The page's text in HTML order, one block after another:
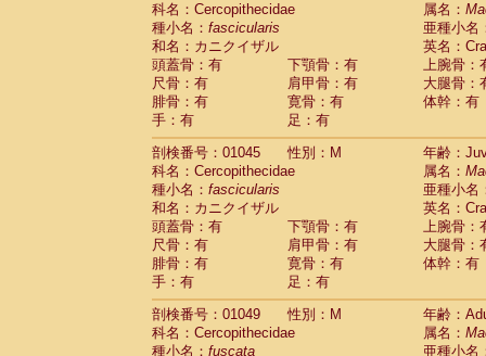
科名：Cercopithecidae
属名：
種小名： fascicularis
亜種小名
和名：カニクイザル
英名：
頭蓋骨：有
下顎骨：有
上腕骨：
尺骨：有
肩甲骨：有
大腿骨：
腓骨：有
寛骨：有
体幹：有
手：有
足：有
剖検番号：01045
性別：M
年齢：
科名：Cercopithecidae
属名：
種小名： fascicularis
亜種小名
和名：カニクイザル
英名：
頭蓋骨：有
下顎骨：有
上腕骨：
尺骨：有
肩甲骨：有
大腿骨：
腓骨：有
寛骨：有
体幹：有
手：有
足：有
剖検番号：01049
性別：M
年齢：
科名：Cercopithecidae
属名：
種小名： fuscata 亜種小名